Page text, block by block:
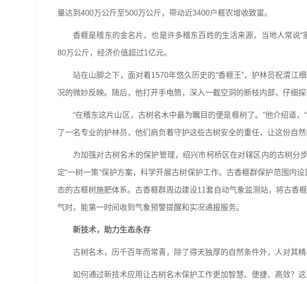
量达到400万公斤至500万公斤，带动近3400户榧农增收致富。
香榧是稽东的金名片，也是许多稽东百姓的生活来源，当地人常说
80万公斤，经济价值超过1亿元。
站在山脚之下，面对着1570年悠久历史的“香榧王”，护林员祝渭
况的微妙反映。随后，他打开手电筒，深入一截空洞的断枝内部，仔细探
“在稽东这片山区，古树名木中最为瞩目的便是榧树了。”他介绍道
了一名专业的护林员，他们肩负着守护这些古树安全的重任，让这份自
为加强对古树名木的保护管理，绍兴市柯桥区在对辖区内的古树分
定“一树一策”保护方案，科学开展古树保护工作。古香榧群保护范围内
态的古榧树施肥体系。古香榧群周边建设11套自动气象监测站，将古香
气时，能第一时间收到气象预警提醒和实况通报服务。
新技术，助力生态永存
古树名木，历千百年而常青，除了得天独厚的自然条件外，人对其
如何通过新技术应用让古树名木保护工作更加智慧、便捷、高效？